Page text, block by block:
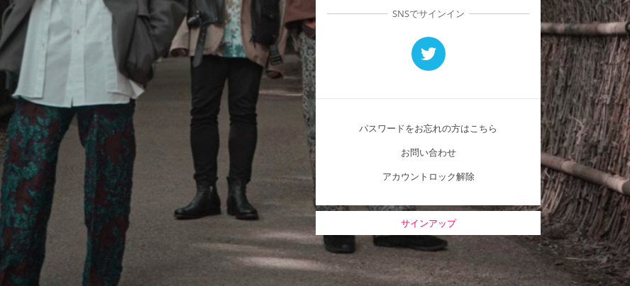
SNSでサインイン
パスワードをお忘れの方はこちら
お問い合わせ
アカウントロック解除
サインアップ